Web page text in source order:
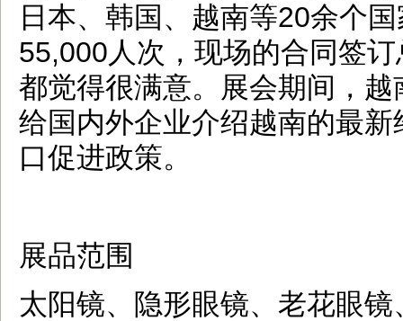
日本、韩国、越南等20余个
55,000人次，现场的合同签
都觉得很满意。展会期间，越
给国内外企业介绍越南的最
口促进政策。
展品范围
太阳镜、隐形眼镜、老花眼